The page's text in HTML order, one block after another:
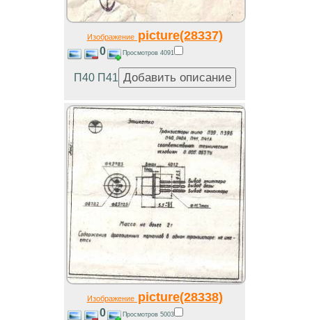
Изображениеpicture(28337)
0 Просмотров 4091
П40 П41
Изображениеpicture(28338)
0 Просмотров 5003